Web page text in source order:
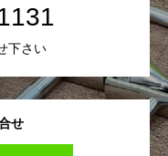
せ
下さい